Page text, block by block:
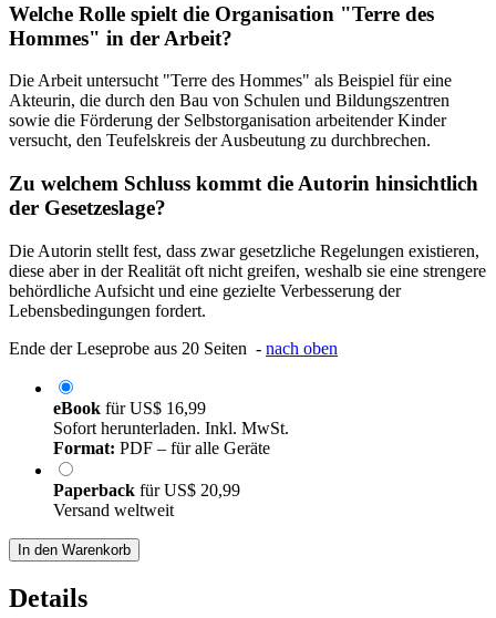
Welche Rolle spielt die Organisation "Terre des
Hommes" in der Arbeit?
Die Arbeit untersucht "Terre des Hommes" als Beispiel für eine
Akteurin, die durch den Bau von Schulen und Bildungszentren
sowie die Förderung der Selbstorganisation arbeitender Kinder
versucht, den Teufelskreis der Ausbeutung zu durchbrechen.
Zu welchem Schluss kommt die Autorin hinsichtlich
der Gesetzeslage?
Die Autorin stellt fest, dass zwar gesetzliche Regelungen existieren,
diese aber in der Realität oft nicht greifen, weshalb sie eine strengere
behördliche Aufsicht und eine gezielte Verbesserung der
Lebensbedingungen fordert.
Ende der Leseprobe aus 20 Seiten - nach oben
eBook fürUS$ 16,99
Sofort herunterladen. Inkl. MwSt.
Format: PDF – für alle Geräte
Paperback fürUS$ 20,99
Versand weltweit
In den Warenkorb
Details